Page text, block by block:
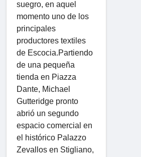
suegro, en aquel
momento uno de los
principales
productores textiles
de Escocia.Partiendo
de una pequeña
tienda en Piazza
Dante, Michael
Gutteridge pronto
abrió un segundo
espacio comercial en
el histórico Palazzo
Zevallos en Stigliano,